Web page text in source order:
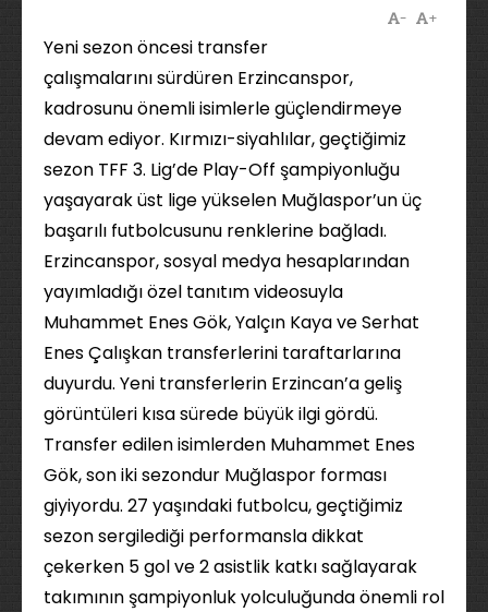
+
-
Yeni sezon öncesi transfer
çalışmalarını sürdüren Erzincanspor,
kadrosunu önemli isimlerle güçlendirmeye
devam ediyor. Kırmızı-siyahlılar, geçtiğimiz
sezon TFF 3. Lig’de Play-Off şampiyonluğu
yaşayarak üst lige yükselen Muğlaspor’un üç
başarılı futbolcusunu renklerine bağladı.
Erzincanspor, sosyal medya hesaplarından
yayımladığı özel tanıtım videosuyla
Muhammet Enes Gök, Yalçın Kaya ve Serhat
Enes Çalışkan transferlerini taraftarlarına
duyurdu. Yeni transferlerin Erzincan’a geliş
görüntüleri kısa sürede büyük ilgi gördü.
Transfer edilen isimlerden Muhammet Enes
Gök, son iki sezondur Muğlaspor forması
giyiyordu. 27 yaşındaki futbolcu, geçtiğimiz
sezon sergilediği performansla dikkat
çekerken 5 gol ve 2 asistlik katkı sağlayarak
takımının şampiyonluk yolculuğunda önemli rol